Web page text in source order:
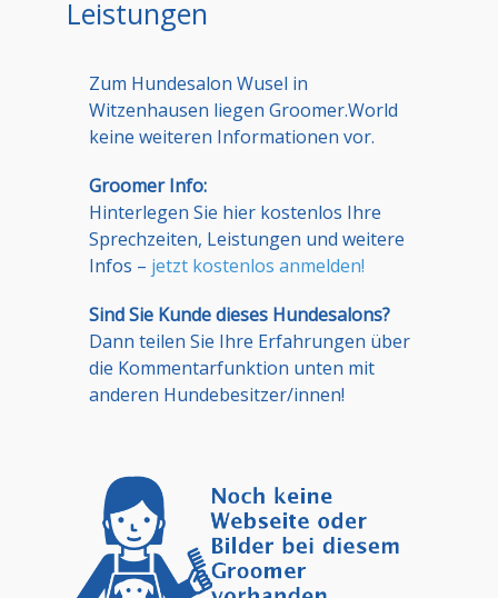
Leistungen
Zum Hundesalon Wusel in
Witzenhausen liegen Groomer.World
keine weiteren Informationen vor.
Groomer Info:
Hinterlegen Sie hier kostenlos Ihre
Sprechzeiten, Leistungen und weitere
Infos – jetzt kostenlos anmelden!
Sind Sie Kunde dieses Hundesalons?
Dann teilen Sie Ihre Erfahrungen über
die Kommentarfunktion unten mit
anderen Hundebesitzer/innen!